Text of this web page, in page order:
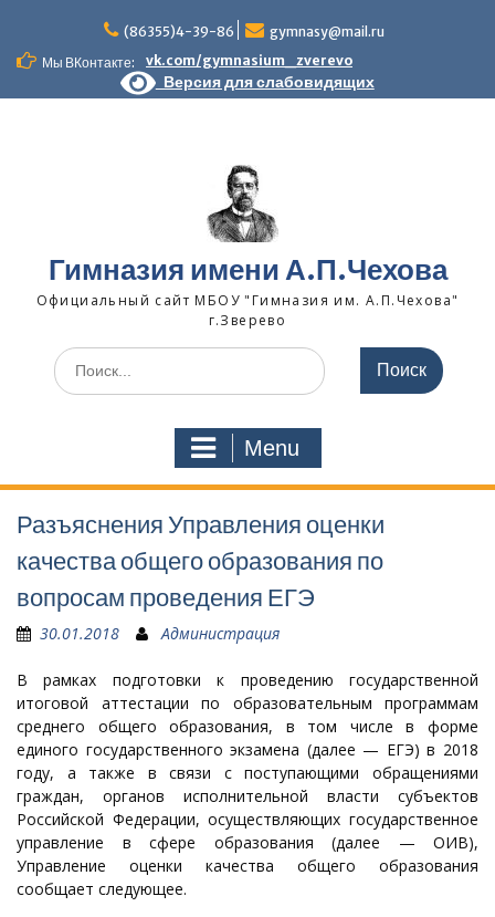
content
(86355)4-39-86
gymnasy@mail.ru
Мы ВКонтакте:
vk.com/gymnasium_zverevo
Версия для слабовидящих
Гимназия имени А.П.Чехова
Официальный сайт МБОУ "Гимназия им. А.П.Чехова"
г.Зверево
Search
for:
Menu
Разъяснения Управления оценки
качества общего образования по
вопросам проведения ЕГЭ
30.01.2018 Администрация
В рамках подготовки к проведению государственной
итоговой аттестации по образовательным программам
среднего общего образования, в том числе в форме
единого государственного экзамена (далее — ЕГЭ) в 2018
году, а также в связи с поступающими обращениями
граждан, органов исполнительной власти субъектов
Российской Федерации, осуществляющих государственное
управление в сфере образования (далее — ОИВ),
Управление оценки качества общего образования
сообщает следующее.